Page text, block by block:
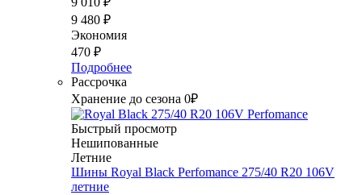
9 480 ₽
Экономия
470 ₽
Подробнее
Рассрочка
Хранение до сезона 0₽
Быстрый просмотр
Нешипованные
Летние
Шины Royal Black Perfomance 275/40 R20 106V
летние